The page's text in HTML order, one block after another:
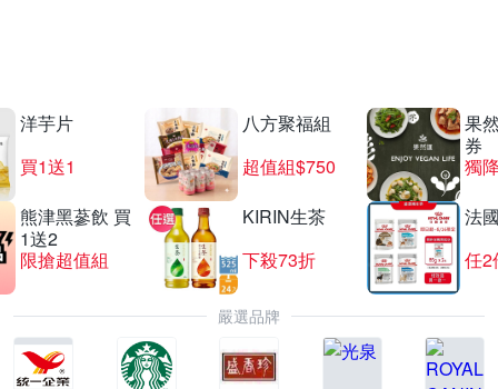
洋芋片
買1送1
八方聚福組
超值組$750
果
券
獨
熊津黑蔘飲 買
1送2
限搶超值組
KIRIN生茶
下殺73折
法
任2
嚴選品牌